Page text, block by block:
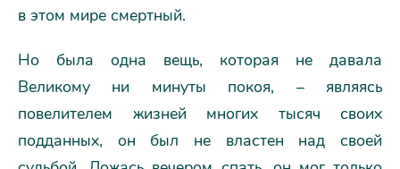
в этом мире смертный.
Но была одна вещь, которая не давала
Великому ни минуты покоя, – являясь
повелителем жизней многих тысяч своих
подданных, он был не властен над своей